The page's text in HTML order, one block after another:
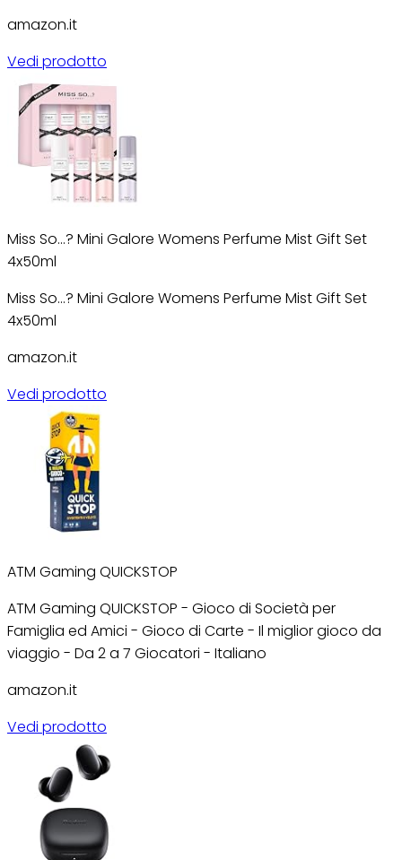
amazon.it
Vedi prodotto
Miss So...? Mini Galore Womens Perfume Mist Gift Set
4x50ml
Miss So...? Mini Galore Womens Perfume Mist Gift Set
4x50ml
amazon.it
Vedi prodotto
ATM Gaming QUICKSTOP
ATM Gaming QUICKSTOP - Gioco di Società per
Famiglia ed Amici - Gioco di Carte - Il miglior gioco da
viaggio - Da 2 a 7 Giocatori - Italiano
amazon.it
Vedi prodotto